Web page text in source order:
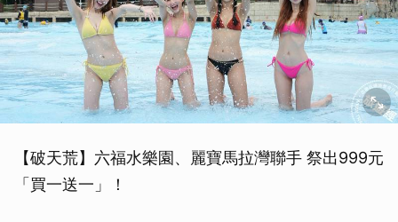
【破天荒】六福水樂園、麗寶馬拉灣聯手 祭出999元
「買一送一」！